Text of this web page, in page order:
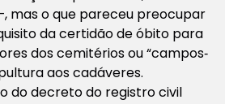
mas o que pareceu preocupar
da certidão de óbito para
dos cemitérios ou “campos‐
aos cadáveres.
do decreto do registro civil